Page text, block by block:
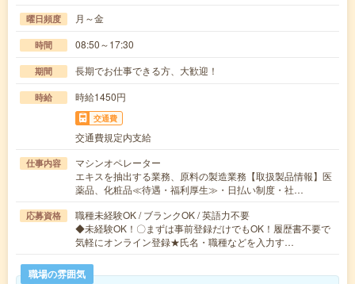
曜日頻度 月～金
時間 08:50～17:30
期間 長期でお仕事できる方、大歓迎！
時給 時給1450円
交通費
交通費規定内支給
仕事内容
マシンオペレーター
エキスを抽出する業務、原料の製造業務【取扱製品情報】医
薬品、化粧品≪待遇・福利厚生≫・日払い制度・社…
応募資格
職種未経験OK / ブランクOK / 英語力不要
◆未経験OK！〇まずは事前登録だけでもOK！履歴書不要で
気軽にオンライン登録★氏名・職種などを入力す…
職場の雰囲気